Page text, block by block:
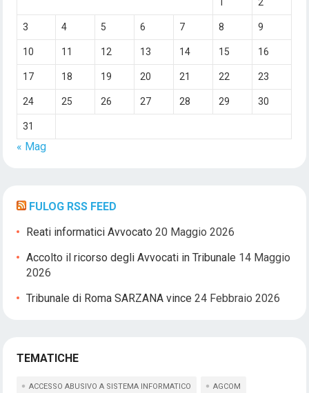
3 4 5 6 7 8 9
10 11 12 13 14 15 16
17 18 19 20 21 22 23
24 25 26 27 28 29 30
31
« Mag
FULOG RSS FEED
Reati informatici Avvocato 20 Maggio 2026
Accolto il ricorso degli Avvocati in Tribunale 14 Maggio
2026
Tribunale di Roma SARZANA vince 24 Febbraio 2026
TEMATICHE
ACCESSO ABUSIVO A SISTEMA INFORMATICO AGCOM